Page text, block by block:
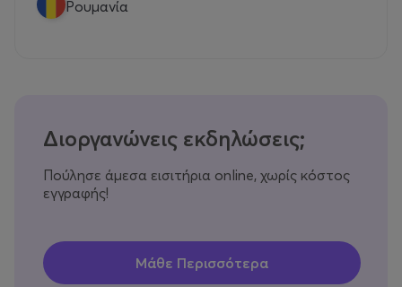
Ρουμανία
Διοργανώνεις εκδηλώσεις;
Πούλησε άμεσα εισιτήρια online, χωρίς κόστος
εγγραφής!